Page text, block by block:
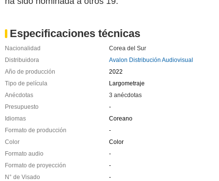
Especificaciones técnicas
Nacionalidad
Corea del Sur
Distribuidora
Avalon Distribución Audiovisual
Año de producción
2022
Tipo de película
Largometraje
Anécdotas
3 anécdotas
Presupuesto
-
Idiomas
Coreano
Formato de producción
-
Color
Color
Formato audio
-
Formato de proyección
-
N° de Visado
-